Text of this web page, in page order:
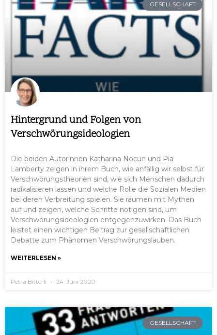
GESELLSCHAFT
Hintergrund und Folgen von
Verschwörungsideologien
Die beiden Autorinnen Katharina Nocun und Pia
Lamberty zeigen in ihrem Buch, wie anfällig wir selbst für
Verschwörungstheorien sind, wie sich Menschen dadurch
radikalisieren lassen und welche Rolle die Sozialen Medien
bei deren Verbreitung spielen. Sie räumen mit Mythen
auf und zeigen, welche Schritte nötigen sind, um
Verschwörungsideologien entgegenzuwirken. Das Buch
leistet einen wichtigen Beitrag zur gesellschaftlichen
Debatte zum Phänomen Verschwörungslauben.
WEITERLESEN »
Petra Bitterli 24. Juni 2020
GESELLSCHAFT